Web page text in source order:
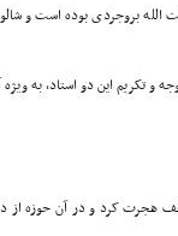
الله بروجردى بوده است و
و تکریم این دو استاد، به
نجف هجرت کرد و در آن حوزه